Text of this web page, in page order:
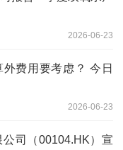
2026-06-23
费用要考虑？ 今日
2026-06-23
司（00104.HK）宣